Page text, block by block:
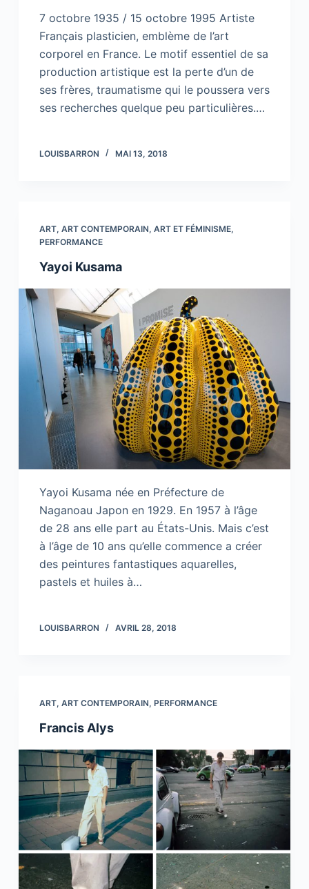
7 octobre 1935 / 15 octobre 1995 Artiste
Français plasticien, emblème de l’art
corporel en France. Le motif essentiel de sa
production artistique est la perte d’un de
ses frères, traumatisme qui le poussera vers
ses recherches quelque peu particulières.…
LOUISBARRON MAI 13, 2018
ART, ART CONTEMPORAIN, ART ET FÉMINISME,
PERFORMANCE
Yayoi Kusama
Yayoi Kusama née en Préfecture de
Naganoau Japon en 1929. En 1957 à l’âge
de 28 ans elle part au États-Unis. Mais c’est
à l’âge de 10 ans qu’elle commence a créer
des peintures fantastiques aquarelles,
pastels et huiles à…
LOUISBARRON AVRIL 28, 2018
ART, ART CONTEMPORAIN, PERFORMANCE
Francis Alys